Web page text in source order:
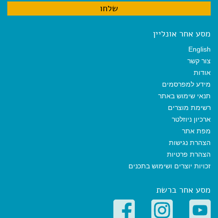
מסע אחר אונליין
English
צור קשר
אודות
מידע למפרסמים
תנאי שימוש באתר
רשימת מוצרים
ארכיון ניוזלטר
מפת אתר
הצהרת נגישות
הצהרת פרטיות
זכויות יוצרים ושימוש בתכנים
מסע אחר ברשת